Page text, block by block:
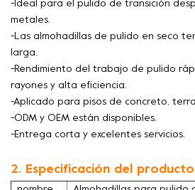
-Ideal para el pulido de transición
metales.
-Las almohadillas de pulido en seco
larga.
-Rendimiento del trabajo de pulido
rayones y alta eficiencia.
-Aplicado para pisos de concreto,
-ODM y OEM están disponibles.
-Entrega corta y excelentes servicios.
2. Especificación del producto